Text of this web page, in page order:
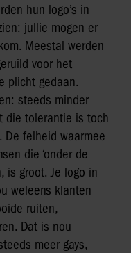
hun logo’s in
jullie mogen er
Meestal werden
voor het
plicht gedaan.
steeds minder
die tolerantie is toch
De felheid waarmee
die ‘onder de
is groot. Je logo in
weleens klanten
ruiten,
Dat is nou
meer gays,